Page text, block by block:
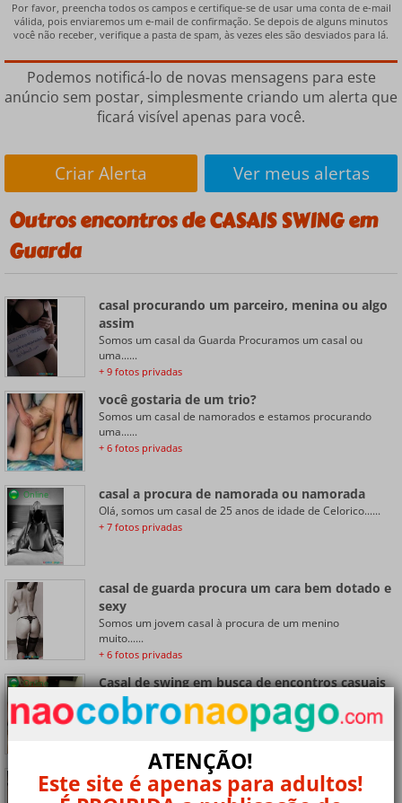
Por favor, preencha todos os campos e certifique-se de usar uma conta de e-mail
válida, pois enviaremos um e-mail de confirmação. Se depois de alguns minutos
você não receber, verifique a pasta de spam, às vezes eles são desviados para lá.
Podemos notificá-lo de novas mensagens para este
anúncio sem postar, simplesmente criando um alerta que
ficará visível apenas para você.
Criar Alerta Ver meus alertas
Outros encontros de CASAIS SWING em
Guarda
casal procurando um parceiro, menina ou algo
assim
Somos um casal da Guarda Procuramos um casal ou
uma......
+ 9 fotos privadas
você gostaria de um trio?
Somos um casal de namorados e estamos procurando
uma......
+ 6 fotos privadas
Online casal a procura de namorada ou namorada
Olá, somos um casal de 25 anos de idade de Celorico......
+ 7 fotos privadas
casal de guarda procura um cara bem dotado e
sexy
Somos um jovem casal à procura de um menino
muito......
+ 6 fotos privadas
Online Casal de swing em busca de encontros casuais
Olá, procuramos outro casal ou solteiros para trocas......
+ 8 fotos privadas
Procuramos um homem para nós dois
somos um casal maduro procuramos um homem
ATENÇÃO!
Este site é apenas para adultos!